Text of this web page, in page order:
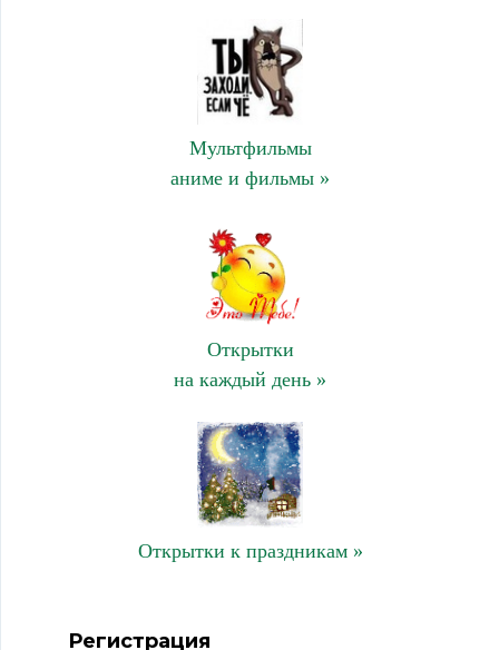
Мультфильмы
аниме и фильмы »
Открытки
на каждый день »
Открытки к праздникам »
Регистрация